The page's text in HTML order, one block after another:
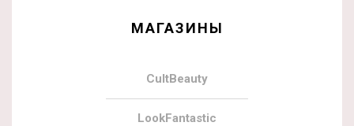
МАГАЗИНЫ
CultBeauty
LookFantastic